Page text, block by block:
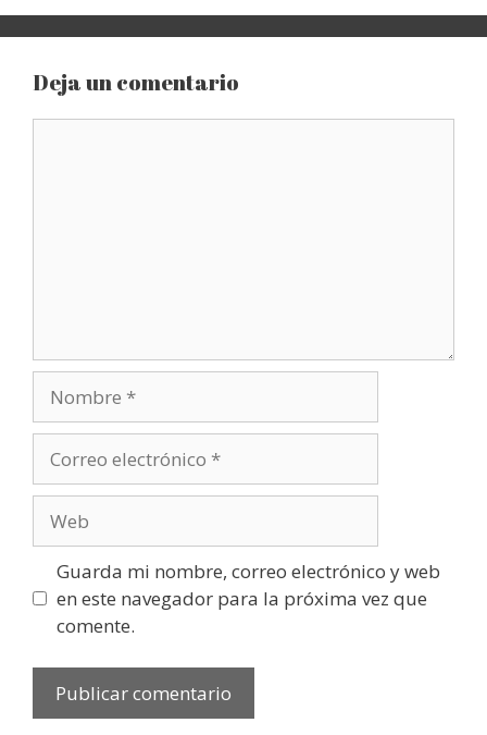
Deja un comentario
electrónico
Guarda mi nombre, correo electrónico y web
en este navegador para la próxima vez que
comente.